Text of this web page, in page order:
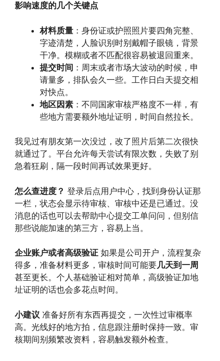
影响速度的几个关键点
材料质量 ：身份证或护照照片要四角完整、
字迹清楚，人脸识别时别戴帽子眼镜，背景
干净。模糊或者不匹配很容易被退回重来。
提交时间 ：周末或者市场大波动的时候，申
请量多，排队会久一些。工作日白天提交相
对快点。
地区因素 ：不同国家审核严格度不一样，有
些地方需要额外地址证明，时间自然拉长。
我见过有朋友第一次没过，改了照片后第二次很快
就通过了。平台允许每天尝试有限次数，失败了别
急着狂刷，隔一段时间再试效果更好。
怎么查进度？ 登录后点用户中心，找到身份认证那
一栏，状态会显示待审核、审核中还是已通过。没
消息的话也可以去帮助中心提交工单问问，但别信
那些说能加速的第三方，容易上当。
企业账户或者高级验证 如果是公司开户，流程复杂
得多，准备材料更多，审核时间可能要几天到一周
甚至更长。个人基础验证相对简单，高级验证加地
址证明的话也会多花点时间。
小建议 准备好所有东西再提交，一次性过审概率
高。光线好的地方拍，信息跟注册时保持一致。审
核期间别频繁改资料，容易触发额外检查。